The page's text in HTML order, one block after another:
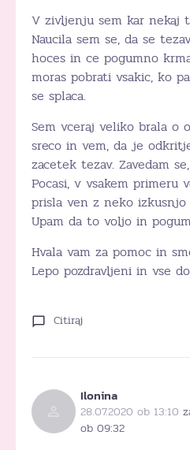
V zivljenju sem kar nekaj
Naucila sem se, da se
hoces in ce pogumno
moras pobrati vsakic, ko
se splaca.
Sem vceraj veliko brala o
sreco in vem, da je
zacetek tezav. Zavedam
Pocasi, v vsakem primeru
prisla ven z neko izkusnjo
Upam da to voljo in
Hvala vam za pomoc in
Lepo pozdravljeni in vse
Citiraj
Ilonina
28.07.2020 ob 13:10
ob 09:32